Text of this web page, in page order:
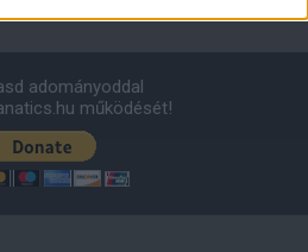
adományoddal
működését!